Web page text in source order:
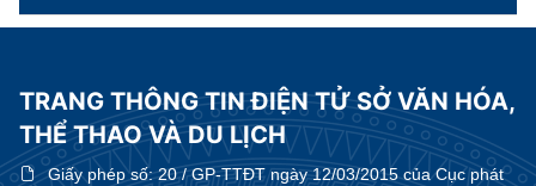
TRANG THÔNG TIN ĐIỆN TỬ SỞ VĂN HÓA,
THỂ THAO VÀ DU LỊCH
Giấy phép số:20 / GP-TTĐT ngày 12/03/2015 của Cục phát